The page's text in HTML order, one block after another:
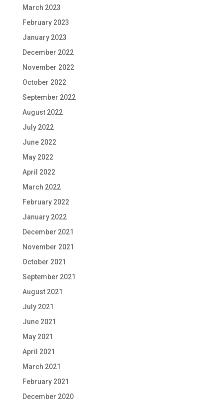
March 2023
February 2023
January 2023
December 2022
November 2022
October 2022
September 2022
August 2022
July 2022
June 2022
May 2022
April 2022
March 2022
February 2022
January 2022
December 2021
November 2021
October 2021
September 2021
August 2021
July 2021
June 2021
May 2021
April 2021
March 2021
February 2021
December 2020